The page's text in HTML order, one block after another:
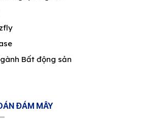
Bất động sản
ĐÁM MÂY